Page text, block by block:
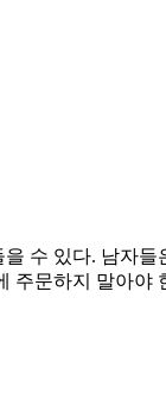
수 있다. 남자
주문하지 말아야